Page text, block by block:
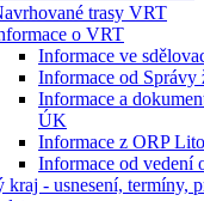
trasy VRT
o VRT
Informace ve
Informace od Správy
Informace a
ÚK
Informace z ORP
Informace od vedení
kraj - usnesení, termíny,